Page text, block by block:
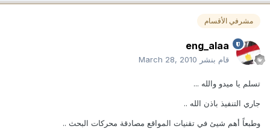
مشرفي الأقسام
eng_alaa
قام بنشر March 28, 2010
تسلم يا ميدو والله ...
جاري التنفيذ باذن الله ..
وطبعاً أهم شيئ في تقنيات المواقع مصادقة محركات البحث ..